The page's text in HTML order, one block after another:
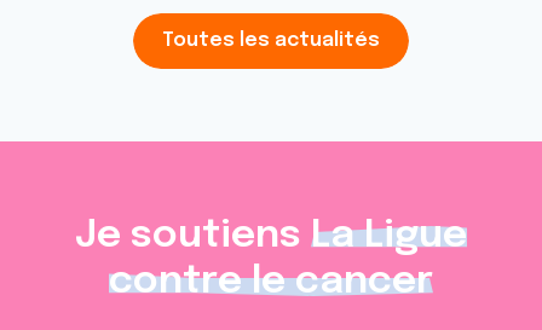
Toutes les actualités
Je soutiens La Ligue
contre le cancer